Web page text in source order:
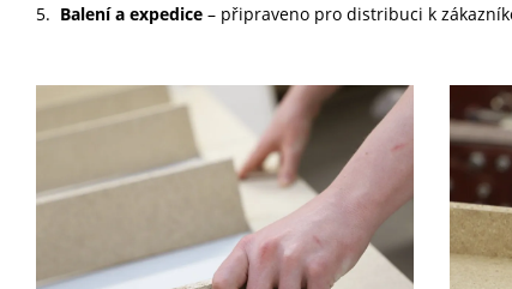
Balení a expedice – připraveno pro distribuci k